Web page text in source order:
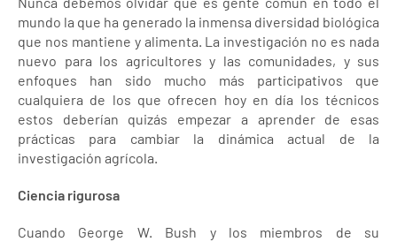
mundo la que ha generado la inmensa diversidad biológica
que nos mantiene y alimenta. La investigación no es nada
nuevo para los agricultores y las comunidades, y sus
enfoques han sido mucho más participativos que
cualquiera de los que ofrecen hoy en día los técnicos
estos deberían quizás empezar a aprender de esas
prácticas para cambiar la dinámica actual de la
investigación agrícola.
Ciencia rigurosa
Cuando George W. Bush y los miembros de su